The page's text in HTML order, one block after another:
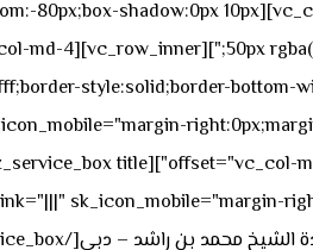
80px;box-shadow:0px 10px
style:solid;border-bottom-
sk_icon_mobile="margin-